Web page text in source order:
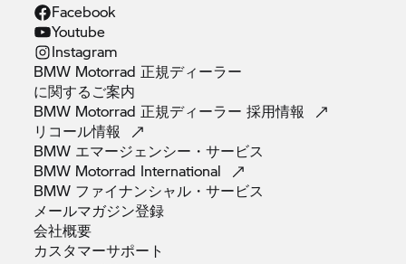
Facebook
Youtube
Instagram
BMW Motorrad 正規ディーラー
に関するご案内
BMW Motorrad 正規ディーラー採用情報
リコール情報
BMW エマージェンシー・サービス
BMW Motorrad International
BMW ファイナンシャル・サービス
メールマガジン登録
会社概要
カスタマーサポート